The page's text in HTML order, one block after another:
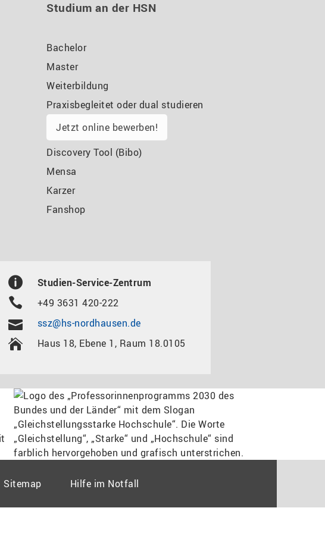
Studium an der HSN
Bachelor
Master
Weiterbildung
Praxisbegleitet oder dual studieren
Jetzt online bewerben!
Discovery Tool (Bibo)
Mensa
Karzer
Fanshop
Studien-Service-Zentrum
+49 3631 420-222
ssz@hs-nordhausen.de
Haus 18, Ebene 1, Raum 18.0105
Sitemap Hilfe im Notfall